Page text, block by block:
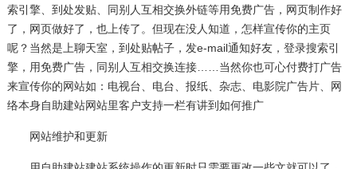
索引擎、到处发贴、同别人互相交换外链等用免费广告，网页制作好
了，网页做好了，也上传了。但现在没人知道，怎样宣传你的主页
呢？当然是上聊天室，到处贴帖子，发e-mail通知好友，登录搜索引
擎，用免费广告，同别人互相交换连接……当然你也可心付费打广告
来宣传你的网站如：电视台、电台、报纸、杂志、电影院广告片、网
络本身自助建站网站里客户支持一栏有讲到如何推广
网站维护和更新